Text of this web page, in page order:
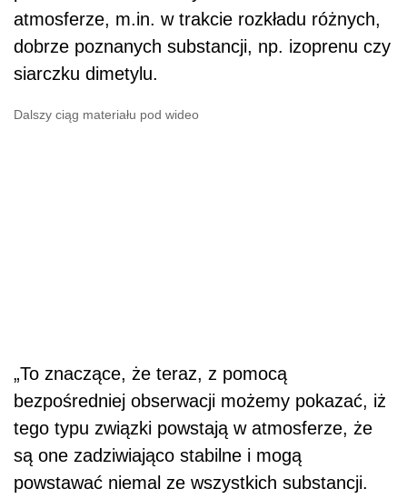
atmosferze, m.in. w trakcie rozkładu różnych,
dobrze poznanych substancji, np. izoprenu czy
siarczku dimetylu.
Dalszy ciąg materiału pod wideo
„To znaczące, że teraz, z pomocą
bezpośredniej obserwacji możemy pokazać, iż
tego typu związki powstają w atmosferze, że
są one zadziwiająco stabilne i mogą
powstawać niemal ze wszystkich substancji.